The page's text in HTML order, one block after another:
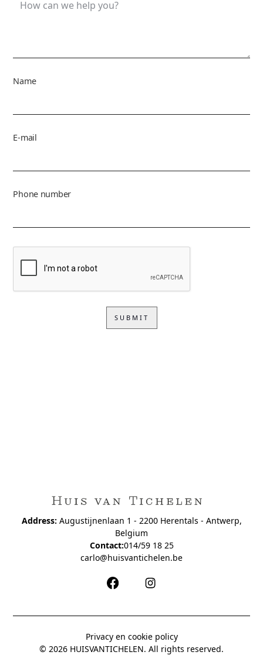
Name
E-mail
Phone number
Address: Augustijnenlaan 1 - 2200 Herentals - Antwerp,
Belgium
Contact:014/59 18 25
carlo@huisvantichelen.be
© 2026 HUISVANTICHELEN. All rights reserved.
Privacy en cookie policy